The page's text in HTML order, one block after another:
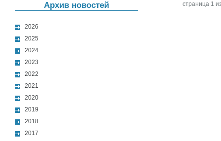
Архив новостей
2026
2025
2024
2023
2022
2021
2020
2019
2018
2017
страница 1